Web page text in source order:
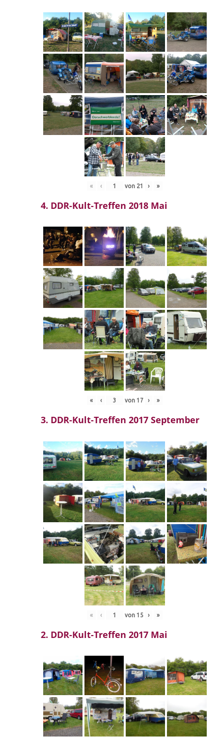
« ‹ von 21 › »
4. DDR-Kult-Treffen 2018 Mai
« ‹ von 17 › »
3. DDR-Kult-Treffen 2017 September
« ‹ von 15 › »
2. DDR-Kult-Treffen 2017 Mai